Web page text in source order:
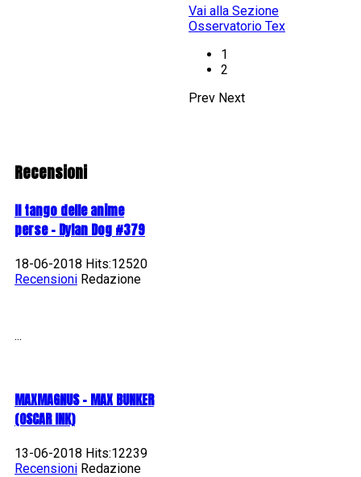
Vai alla Sezione
Osservatorio Tex
1
2
Prev Next
Recensioni
Il tango delle anime
perse - Dylan Dog #379
18-06-2018 Hits:12520
Recensioni Redazione
...
MAXMAGNUS – MAX BUNKER
(OSCAR INK)
13-06-2018 Hits:12239
Recensioni Redazione